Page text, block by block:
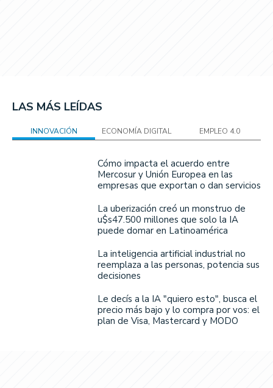
LAS MÁS LEÍDAS
INNOVACIÓN ECONOMÍA DIGITAL EMPLEO 4.0
Cómo impacta el acuerdo entre
Mercosur y Unión Europea en las
empresas que exportan o dan servicios
La uberización creó un monstruo de
u$s47.500 millones que solo la IA
puede domar en Latinoamérica
La inteligencia artificial industrial no
reemplaza a las personas, potencia sus
decisiones
Le decís a la IA "quiero esto", busca el
precio más bajo y lo compra por vos: el
plan de Visa, Mastercard y MODO